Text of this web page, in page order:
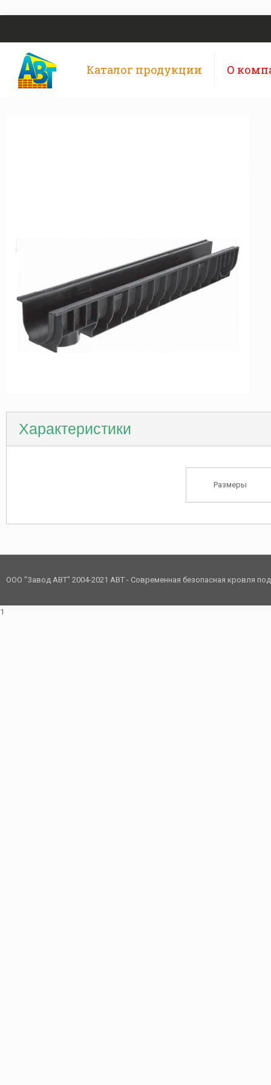
Каталог продукции О
Характеристики
Размеры
ООО "Завод АВТ" 2004-2021 АВТ - Современная безопасная кровля
1